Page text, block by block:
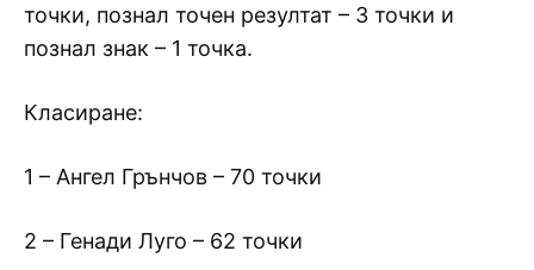
точки, познал точен резултат – 3 точки и
познал знак – 1 точка.
Класиране:
1 – Ангел Грънчов – 70 точки
2 – Генади Луго – 62 точки